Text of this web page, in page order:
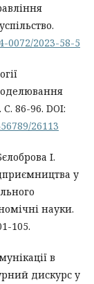
0072/2023-58-5
86-96. DOI:
26113
І.
у
науки.
105.
в
дискурс у